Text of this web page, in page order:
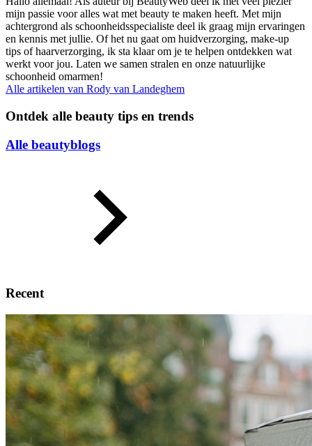
mijn passie voor alles wat met beauty te maken heeft. Met mijn
achtergrond als schoonheidsspecialiste deel ik graag mijn ervaringen
en kennis met jullie. Of het nu gaat om huidverzorging, make-up
tips of haarverzorging, ik sta klaar om je te helpen ontdekken wat
werkt voor jou. Laten we samen stralen en onze natuurlijke
schoonheid omarmen!
Alle artikelen van Rody van Landeghem
Ontdek alle beauty tips en trends
Alle beautyblogs
Recent